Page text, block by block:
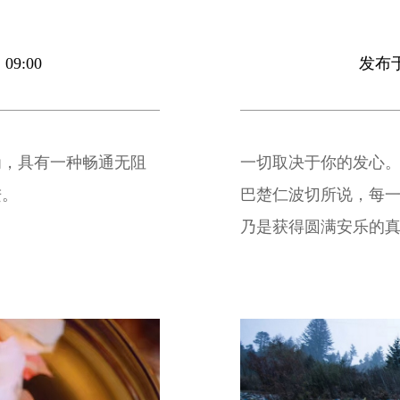
具有一种畅通无阻
发布
一切取决于你的发心
巴楚仁波切所说，每
乃是获得圆满安乐的